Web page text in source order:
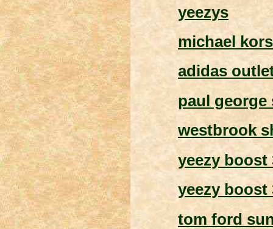
yeezys
michael
adidas
paul george
westbrook
yeezy boost
yeezy boost
tom ford